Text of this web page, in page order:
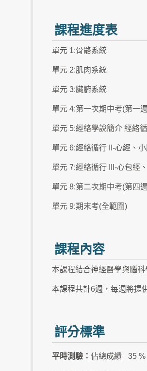
課程進度表
單元 1:骨骼系統
單元 2:肌肉系統
單元 3:臟腑系統
單元 4:第一次期中考(第一
單元 5:經絡學說簡介 經絡
單元 6:經絡循行 II-心經、
單元 7:經絡循行 III-心包經
單元 8:第二次期中考(第四
單元 9:期末考(全範圍)
課程內容
本課程結合神經醫學與腦
本課程共計6週，每週將提
評分標準
平時測驗： 佔總成績 35 %